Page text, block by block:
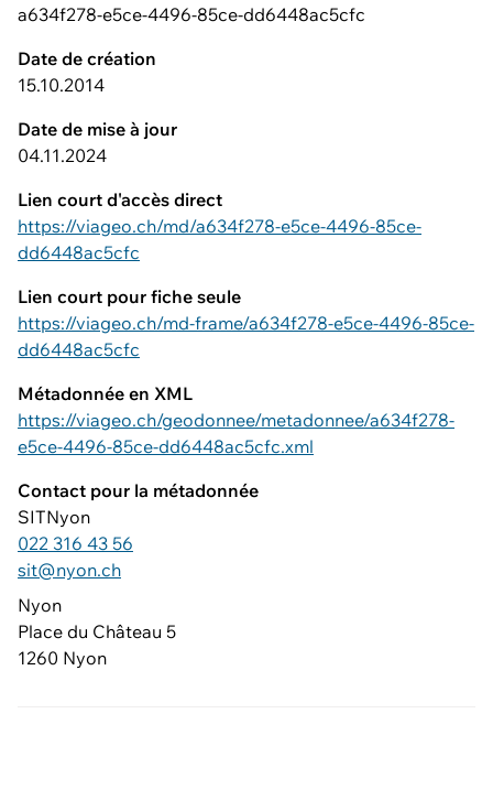
a634f278-e5ce-4496-85ce-dd6448ac5cfc
Date de création
15.10.2014
Date de mise à jour
04.11.2024
Lien court d'accès direct
https://viageo.ch/md/a634f278-e5ce-4496-85ce-
dd6448ac5cfc
Lien court pour fiche seule
https://viageo.ch/md-frame/a634f278-e5ce-4496-85ce-
dd6448ac5cfc
Métadonnée en XML
https://viageo.ch/geodonnee/metadonnee/a634f278-
e5ce-4496-85ce-dd6448ac5cfc.xml
Contact pour la métadonnée
SITNyon
022 316 43 56
sit@nyon.ch
Nyon
Place du Château 5
1260 Nyon